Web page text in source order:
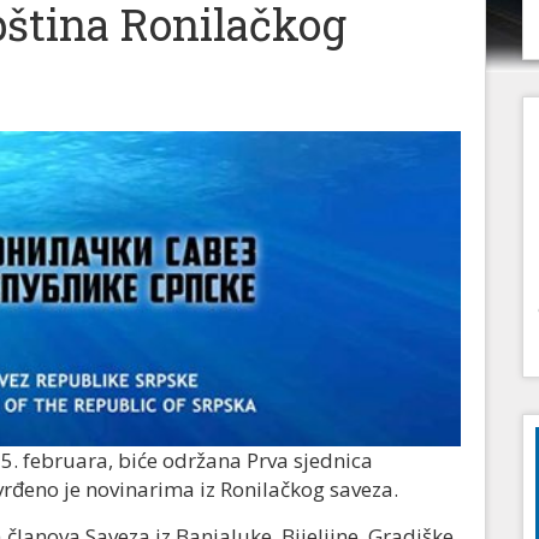
Ronilačkog
februara, biće održana Prva sjednica
je novinarima iz Ronilačkog saveza.